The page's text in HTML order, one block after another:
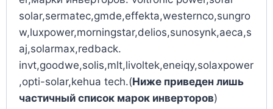
solar,sermatec,gmde,effekta,westernco,sungro
w,luxpower,morningstar,delios,sunosynk,aeca,s
aj,solarmax,redback.
invt,goodwe,solis,mlt,livoltek,eneiqy,solaxpower
,opti-solar,kehua tech.(Ниже приведен лишь
частичный список марок инверторов)